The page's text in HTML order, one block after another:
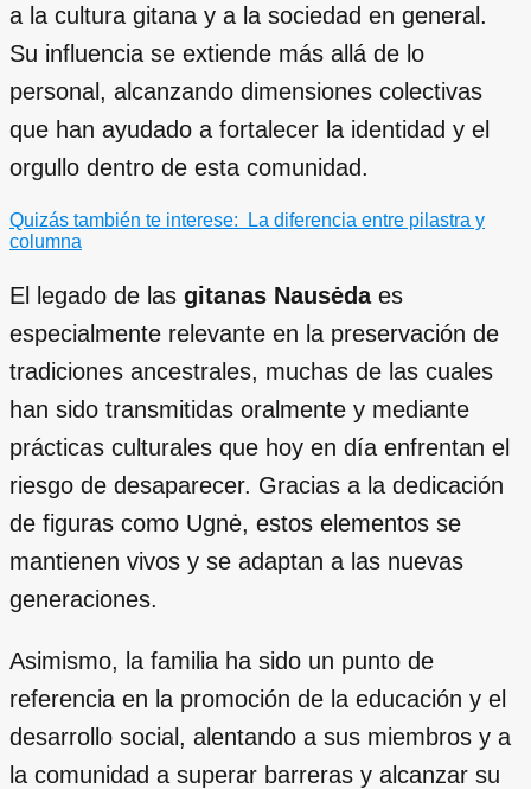
a la cultura gitana y a la sociedad en general.
Su influencia se extiende más allá de lo
personal, alcanzando dimensiones colectivas
que han ayudado a fortalecer la identidad y el
orgullo dentro de esta comunidad.
Quizás también te interese:
La diferencia entre pilastra y
columna
El legado de las gitanas Nausėdaes
especialmente relevante en la preservación de
tradiciones ancestrales, muchas de las cuales
han sido transmitidas oralmente y mediante
prácticas culturales que hoy en día enfrentan el
riesgo de desaparecer. Gracias a la dedicación
de figuras como Ugnė, estos elementos se
mantienen vivos y se adaptan a las nuevas
generaciones.
Asimismo, la familia ha sido un punto de
referencia en la promoción de la educación y el
desarrollo social, alentando a sus miembros y a
la comunidad a superar barreras y alcanzar su